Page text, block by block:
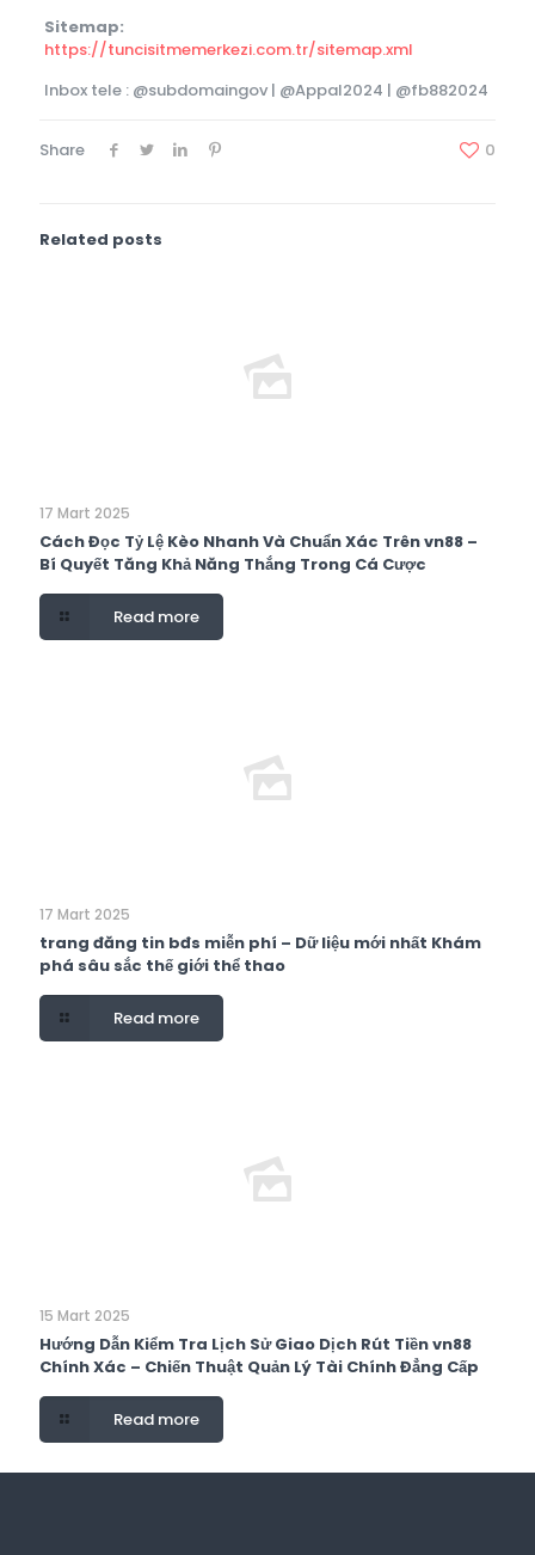
Sitemap:
https://tuncisitmemerkezi.com.tr/sitemap.xml
Inbox tele : @subdomaingov | @Appal2024 | @fb882024
Share 0
Related posts
17 Mart 2025
Cách Đọc Tỷ Lệ Kèo Nhanh Và Chuẩn Xác Trên vn88 –
Bí Quyết Tăng Khả Năng Thắng Trong Cá Cược
Read more
17 Mart 2025
trang đăng tin bđs miễn phí – Dữ liệu mới nhất Khám
phá sâu sắc thế giới thể thao
Read more
15 Mart 2025
Hướng Dẫn Kiểm Tra Lịch Sử Giao Dịch Rút Tiền vn88
Chính Xác – Chiến Thuật Quản Lý Tài Chính Đẳng Cấp
Read more